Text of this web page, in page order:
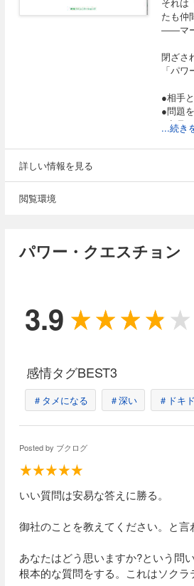
たも仲
――マ
閉ざさ
「パ
●相手
●問題
●商品
●迅速
●隠れ
●顧客
...続き
詳しい情報を見る
閲覧環境
パワー・クエスチョン
3.9
感情タグBEST3
＃タメになる ＃深い ＃ドキ
Posted by ブクログ
いい質問は安易な答えに勝る。
御社のことを教えてください。と
あなたはどう思いますか?という問
根本的な質問をする。これはソクラ